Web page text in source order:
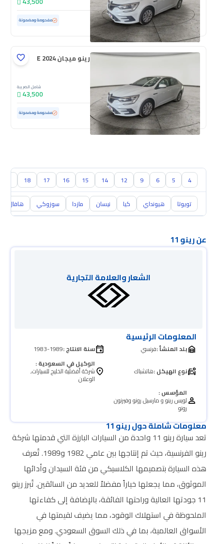
مستعملة 100 كم ممشى قليل مفحوصة ومضمونة
رينو ميجان E 2024
شامل الضريبة
43,500
مستعملة 100 كم ممشى قليل مفحوصة ومضمونة
4
5
6
9
12
14
15
16
17
18
تويوتا هيونداي كيا نيسان مازدا سوزوكي هافال
عن رينو 11
الشعار والعلامة التجارية
المعلومات الرئيسية
بلد المنشأ :فرنسي سنة الانتاج :1983-1989
نوع الهيكل :هاتشباك
الوكيل في السعودية :
شركة أفضلية الخليج للسيارات,
الوعلان
المؤسس :
لويس رينو و مارسيل رونو وفيرنون
رونو
معلومات شاملة حول رينو 11
تعد سيارة رينو 11 واحدة من السيارات البارزة التي قدمتها شركة
رينو الفرنسية، حيث تم إنتاجها بين عامي 1982 و1989. تُعرف
هذه السيارة بتصميمها الكلاسيكي من فئة السيدان وأدائها
الموثوق، مما يجعلها خياراً مفضلاً للعديد من السائقين. تُبرز رينو
11 جودتها العالية وراحتها الفائقة، بالإضافة إلى كفاءتها
الملحوظة في استهلاك الوقود، مما يضيف لقيمتها في
الأسواق العالمية، بما في ذلك السوق السعودي. ومع مزيجها